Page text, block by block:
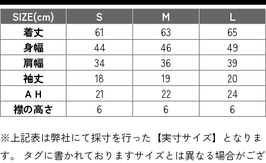
SIZE(cm)
S M
L
着丈
61 63
65
身幅
44 46
49
肩幅
34 36
39
袖丈
18 19
20
ＡＨ
21 22
24
襟の高さ
6 6
6
※上記表は弊社にて採寸を行った【実寸サイズ】となりま
す。 タグに書かれておりますサイズとは異なる場合がござ